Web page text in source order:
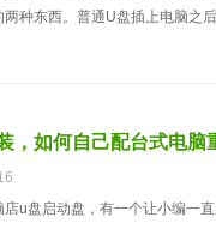
种东西。普通U盘插上电脑之
，如何自己配台式电脑
u盘启动盘，有一个让小编一